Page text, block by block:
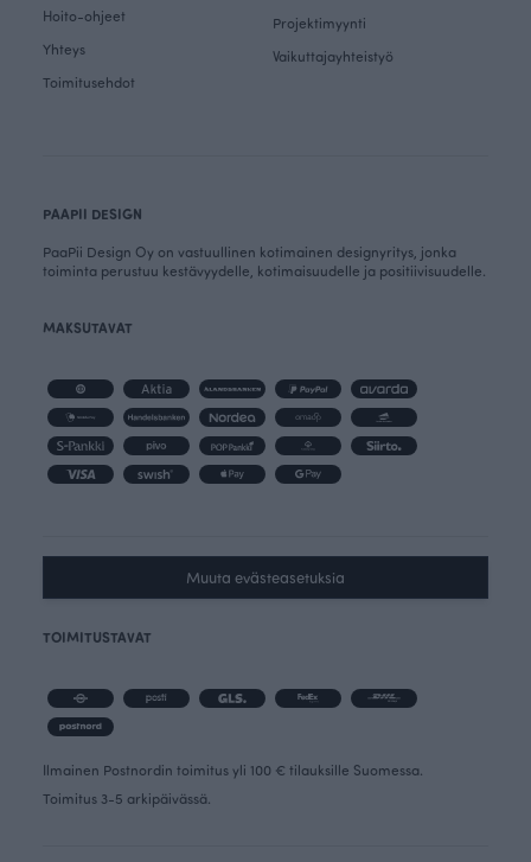
Hoito-ohjeet
Yhteys
Toimitusehdot
Projektimyynti
Vaikuttajayhteistyö
PAAPII DESIGN
PaaPii Design Oy on vastuullinen kotimainen designyritys, jonka
toiminta perustuu kestävyydelle, kotimaisuudelle ja positiivisuudelle.
MAKSUTAVAT
Muuta evästeasetuksia
TOIMITUSTAVAT
Ilmainen Postnordin toimitus yli 100 € tilauksille Suomessa.
Toimitus 3-5 arkipäivässä.